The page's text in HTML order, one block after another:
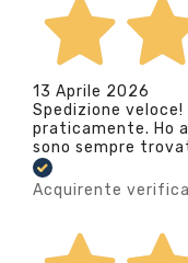
13 Aprile 2026
Spedizione
praticamente. Ho
sono sempre
Acquirente